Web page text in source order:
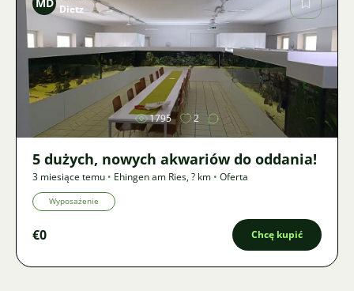
Zdjęcie
Dietz
1795 2
5 dużych, nowych akwariów do oddania!
3 miesiące temu • Ehingen am Ries,? km • Oferta
Wyposażenie
€0 Chcę kupić